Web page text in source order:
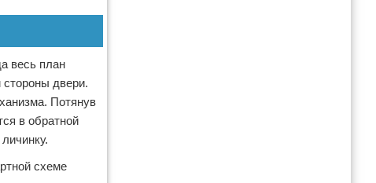
весь план
стороны двери.
Потянув
в обратной
схеме